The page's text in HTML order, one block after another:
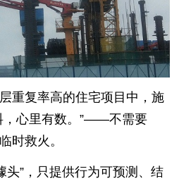
重复率高的住宅项目中，施
，心里有数。”——不需要
时救火。
头”，只提供行为可预测、结